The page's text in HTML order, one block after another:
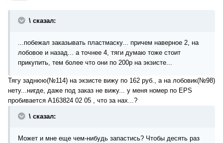
\ сказал:
...побежал заказывать пластмаску... причем наверное 2, на
лобовое и назад... а точнее 4, тяги думаю тоже стоит
прикупить, тем более что они по 200р на экзисте...
Тягу заднюю(№114) на экзисте вижу по 162 руб., а на лобовик(№98)
нету...нигде, даже под заказ не вижу... у меня номер по EPS
пробивается A163824 02 05 , что за нах...?
\ сказал:
Может и мне еще чем-нибудь запастись? Чтобы десять раз